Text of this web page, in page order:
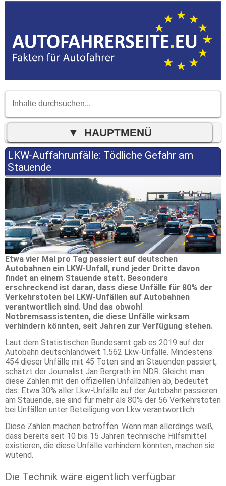
LKW-Auffahrunfälle: Tödliche Gefahr am
Stauende
Etwa vier Mal pro Tag passiert auf deutschen
Autobahnen ein LKW-Unfall, rund jeder Dritte davon
findet an einem Stauende statt. Besonders
erschreckend ist daran, dass diese Unfälle für 80% der
Verkehrstoten bei LKW-Unfällen auf Autobahnen
verantwortlich sind. Und das obwohl
Notbremsassistenten, die diese Unfälle wirksam
verhindern könnten, seit Jahren zur Verfügung stehen.
Laut dem Statistischen Bundesamt gab es 2019 auf der
Autobahn deutschlandweit 1.562 Lkw-Unfälle. Mindestens
454 dieser Unfälle mit 45 Toten sind an Stauenden passiert,
schätzt der Journalist Jan Bergrath im NDR. Gleicht man
diese Zahlen mit den offiziellen Unfallzahlen ab, bedeutet
das: Etwa 30% aller Lkw-Unfälle auf der Autobahn passieren
am Stauende, sie sind für mehr als 80% der 56 Verkehrstoten
bei Unfällen unter Beteiligung von Lkw verantwortlich.
Diese Zahlen machen betroffen. Wenn man allerdings weiß,
dass bereits seit 10 bis 15 Jahren technische Hilfsmittel
existieren, die diese Unfälle verhindern könnten, machen sie
wütend.
Die Technik wäre eigentlich verfügbar